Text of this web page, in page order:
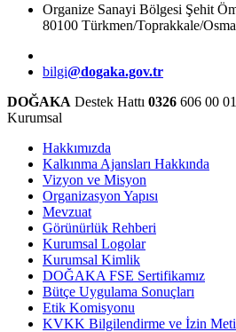
Organize Sanayi Bölgesi Şehit
80100 Türkmen/Toprakkale/
bilgi@dogaka.gov.tr
DOĞAKA Destek Hattı 0326 606 00 01
Kurumsal
Hakkımızda
Kalkınma Ajansları Hakkında
Vizyon ve Misyon
Organizasyon Yapısı
Mevzuat
Görünürlük Rehberi
Kurumsal Logolar
Kurumsal Kimlik
DOĞAKA FSE Sertifikamız
Bütçe Uygulama Sonuçları
Etik Komisyonu
KVKK Bilgilendirme ve İzin